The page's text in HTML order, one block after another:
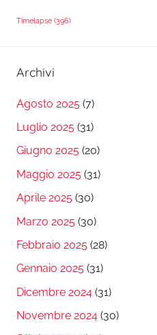
Timelapse (396)
Archivi
Agosto 2025 (7)
Luglio 2025 (31)
Giugno 2025 (20)
Maggio 2025 (31)
Aprile 2025 (30)
Marzo 2025 (30)
Febbraio 2025 (28)
Gennaio 2025 (31)
Dicembre 2024 (31)
Novembre 2024 (30)